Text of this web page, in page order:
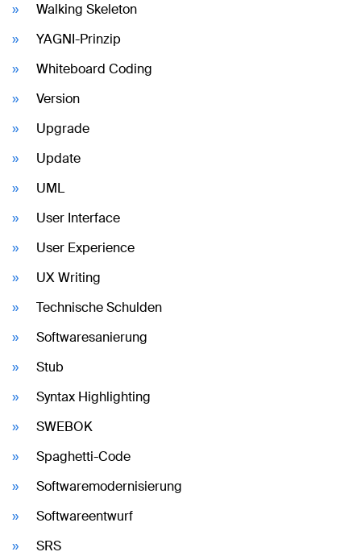
Walking Skeleton
YAGNI-Prinzip
Whiteboard Coding
Version
Upgrade
Update
UML
User Interface
User Experience
UX Writing
Technische Schulden
Softwaresanierung
Stub
Syntax Highlighting
SWEBOK
Spaghetti-Code
Softwaremodernisierung
Softwareentwurf
SRS